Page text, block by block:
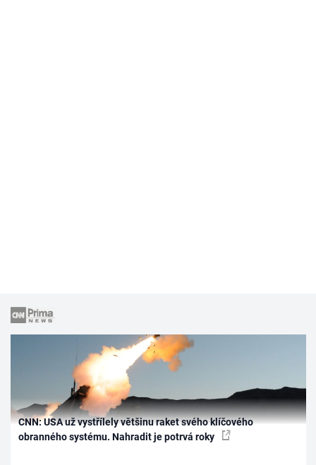
CNN: USA už vystřílely většinu raket svého klíčového
obranného systému. Nahradit je potrvá roky